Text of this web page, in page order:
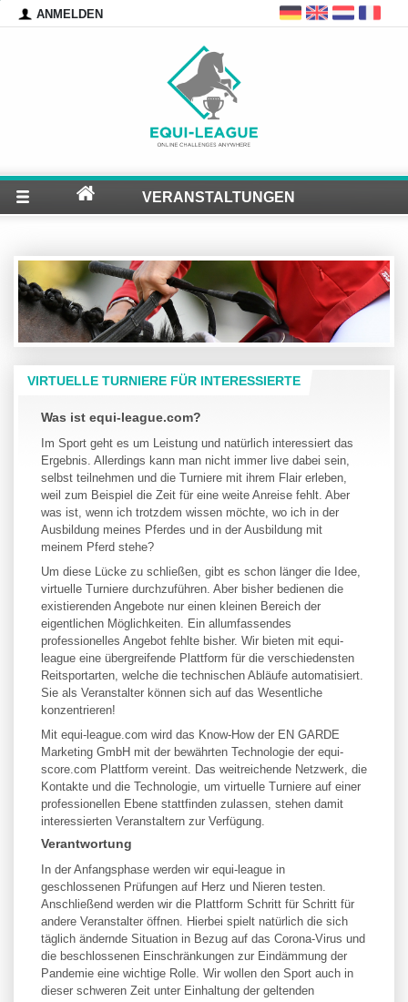
ANMELDEN
VERANSTALTUNGEN
VIRTUELLE TURNIERE FÜR INTERESSIERTE
Was ist equi-league.com?
Im Sport geht es um Leistung und natürlich interessiert das
Ergebnis. Allerdings kann man nicht immer live dabei sein,
selbst teilnehmen und die Turniere mit ihrem Flair erleben,
weil zum Beispiel die Zeit für eine weite Anreise fehlt. Aber
was ist, wenn ich trotzdem wissen möchte, wo ich in der
Ausbildung meines Pferdes und in der Ausbildung mit
meinem Pferd stehe?
Um diese Lücke zu schließen, gibt es schon länger die Idee,
virtuelle Turniere durchzuführen. Aber bisher bedienen die
existierenden Angebote nur einen kleinen Bereich der
eigentlichen Möglichkeiten. Ein allumfassendes
professionelles Angebot fehlte bisher. Wir bieten mit equi-
league eine übergreifende Plattform für die verschiedensten
Reitsportarten, welche die technischen Abläufe automatisiert.
Sie als Veranstalter können sich auf das Wesentliche
konzentrieren!
Mit equi-league.com wird das Know-How der EN GARDE
Marketing GmbH mit der bewährten Technologie der equi-
score.com Plattform vereint. Das weitreichende Netzwerk, die
Kontakte und die Technologie, um virtuelle Turniere auf einer
professionellen Ebene stattfinden zulassen, stehen damit
interessierten Veranstaltern zur Verfügung.
Verantwortung
In der Anfangsphase werden wir equi-league in
geschlossenen Prüfungen auf Herz und Nieren testen.
Anschließend werden wir die Plattform Schritt für Schritt für
andere Veranstalter öffnen. Hierbei spielt natürlich die sich
täglich ändernde Situation in Bezug auf das Corona-Virus und
die beschlossenen Einschränkungen zur Eindämmung der
Pandemie eine wichtige Rolle. Wir wollen den Sport auch in
dieser schweren Zeit unter Einhaltung der geltenden